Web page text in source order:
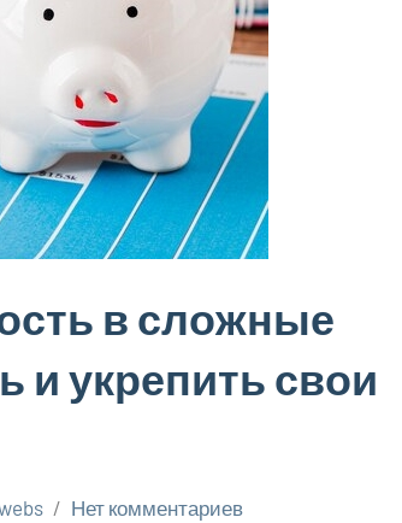
в сложные
и укрепить свои
Нет комментариев